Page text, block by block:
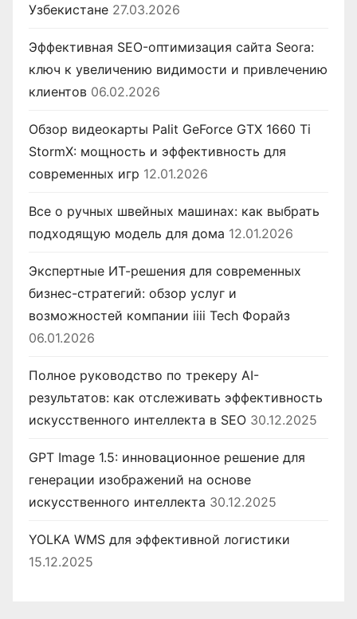
Узбекистане 27.03.2026
Эффективная SEO-оптимизация сайта Seora:
ключ к увеличению видимости и привлечению
клиентов 06.02.2026
Обзор видеокарты Palit GeForce GTX 1660 Ti
StormX: мощность и эффективность для
современных игр 12.01.2026
Все о ручных швейных машинах: как выбрать
подходящую модель для дома 12.01.2026
Экспертные ИТ-решения для современных
бизнес-стратегий: обзор услуг и
возможностей компании iiii Tech Форайз
06.01.2026
Полное руководство по трекеру AI-
результатов: как отслеживать эффективность
искусственного интеллекта в SEO 30.12.2025
GPT Image 1.5: инновационное решение для
генерации изображений на основе
искусственного интеллекта 30.12.2025
YOLKA WMS для эффективной логистики
15.12.2025